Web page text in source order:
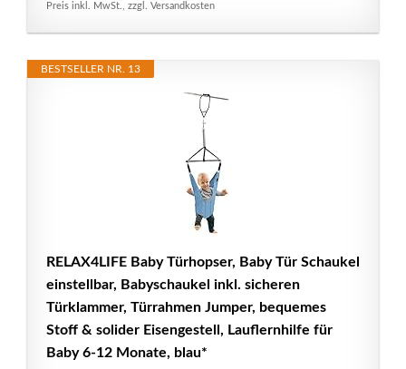
Preis inkl. MwSt., zzgl. Versandkosten
BESTSELLER NR. 13
RELAX4LIFE Baby Türhopser, Baby Tür Schaukel
einstellbar, Babyschaukel inkl. sicheren
Türklammer, Türrahmen Jumper, bequemes
Stoff & solider Eisengestell, Lauflernhilfe für
Baby 6-12 Monate, blau*